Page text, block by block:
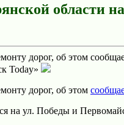
области
дорог, об этом
Today»
дорог, об этом
на ул. Победы и